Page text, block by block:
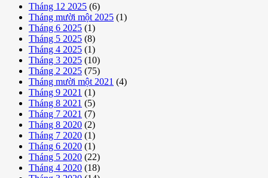
Tháng 12 2025 (6)
Tháng mười một 2025 (1)
Tháng 6 2025 (1)
Tháng 5 2025 (8)
Tháng 4 2025 (1)
Tháng 3 2025 (10)
Tháng 2 2025 (75)
Tháng mười một 2021 (4)
Tháng 9 2021 (1)
Tháng 8 2021 (5)
Tháng 7 2021 (7)
Tháng 8 2020 (2)
Tháng 7 2020 (1)
Tháng 6 2020 (1)
Tháng 5 2020 (22)
Tháng 4 2020 (18)